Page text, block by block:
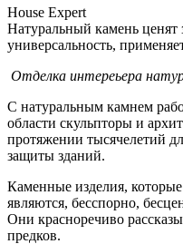
House Expert
Натуральный камень ценят
универсальность,
Отделка интереьера
С натуральным камнем
области скульпторы и
протяжении тысячелетий
защиты зданий.
Каменные изделия,
являются, бесспорно,
Они красноречиво
предков.